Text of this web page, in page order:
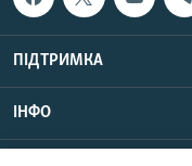
ПІДТРИМКА
ІНФО